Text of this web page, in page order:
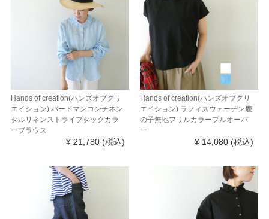
Hands of creation(ハンズオブクリ
エイション) バードマンコンチネン
タルリネンストライプタックカラ
ーブラウス
¥ 21,780 (税込)
Hands of creation(ハンズオブクリ
エイション) ラフィスウェーデン鹿
の子無地フリルカラープルオーバ
ー
¥ 14,080 (税込)